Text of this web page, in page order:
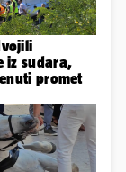
iz sudara,
promet